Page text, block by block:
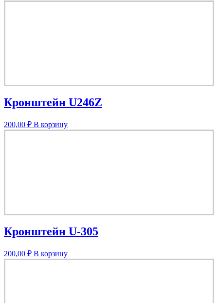
Кронштейн U246Z
200,00 ₽ В корзину
Кронштейн U-305
200,00 ₽ В корзину